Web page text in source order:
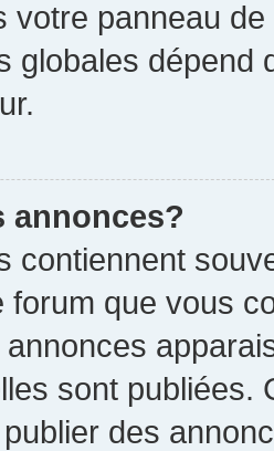
votre panneau
globales dépend
annonces?
contiennent
forum que vous
sont publiées.
des